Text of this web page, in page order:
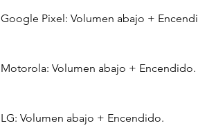
Google Pixel: Volumen abajo +
Motorola: Volumen abajo + Encendido.
LG: Volumen abajo + Encendido.